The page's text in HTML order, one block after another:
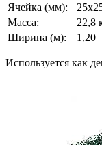
Ячейка (мм):
Масса:
22,8
Ширина (м):
1,20
Используется как